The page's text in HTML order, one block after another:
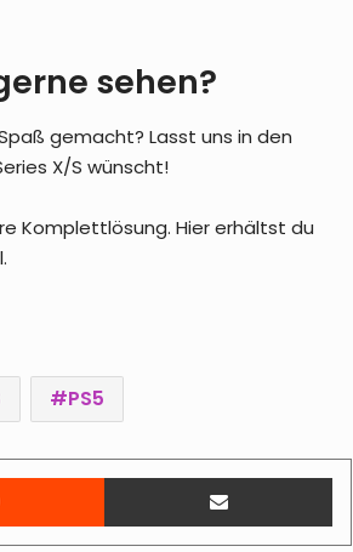
sehen?
gemacht? Lasst uns in den
X/S wünscht!
Komplettlösung. Hier erhältst du
PS5
Reddit Teile per E-Mail
GTA Online – Rockstar fixt Kortz-
Center-Überfall-Bugs per
Community-Missionen, Halloween
und Dripfeed-Autos
GTA Online auf PS5 und Xbox Series
X|S bis 20. Juli kostenlos spielbar